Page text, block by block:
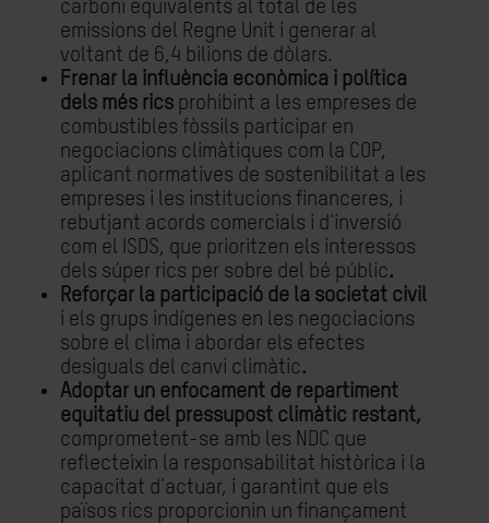
carboni equivalents al total de les
emissions del Regne Unit i generar al
voltant de 6,4 bilions de dòlars.
Frenar la influència econòmica i política
dels més rics prohibint a les empreses de
combustibles fòssils participar en
negociacions climàtiques com la COP,
aplicant normatives de sostenibilitat a les
empreses i les institucions financeres, i
rebutjant acords comercials i d'inversió
com el ISDS, que prioritzen els interessos
dels súper rics per sobre del bé públic.
Reforçar la participació de la societat civil
i els grups indígenes en les negociacions
sobre el clima i abordar els efectes
desiguals del canvi climàtic.
Adoptar un enfocament de repartiment
equitatiu del pressupost climàtic restant,
comprometent-se amb les NDC que
reflecteixin la responsabilitat històrica i la
capacitat d'actuar, i garantint que els
països rics proporcionin un finançament